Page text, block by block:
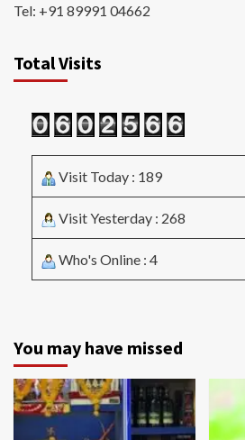
Tel: +91 89991 04662
Total Visits
Visit Today : 189
Visit Yesterday : 268
Who's Online : 4
You may have missed